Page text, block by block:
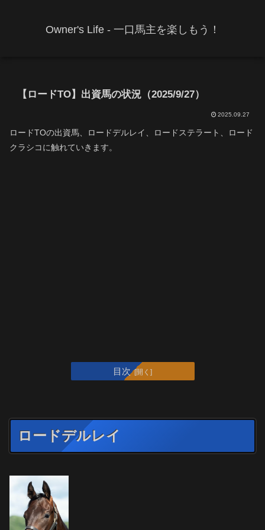
Owner's Life - 一口馬主を楽しもう！
【ロードTO】出資馬の状況（2025/9/27）
2025.09.27
ロードTOの出資馬、ロードデルレイ、ロードステラート、ロード
クラシコに触れていきます。
目次
ロードデルレイ